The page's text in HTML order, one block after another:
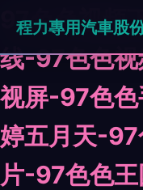
97色色视
线-97色色
视屏-97色
婷五月天-
片-97色色